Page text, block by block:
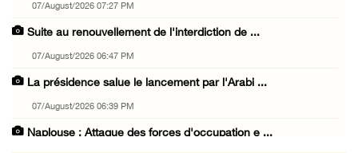
07/August/2026 07:27 PM
Suite au renouvellement de l'interdiction de ...
07/August/2026 06:47 PM
La présidence salue le lancement par l'Arabi ...
07/August/2026 06:39 PM
Naplouse : Attaque des forces d'occupation e ...